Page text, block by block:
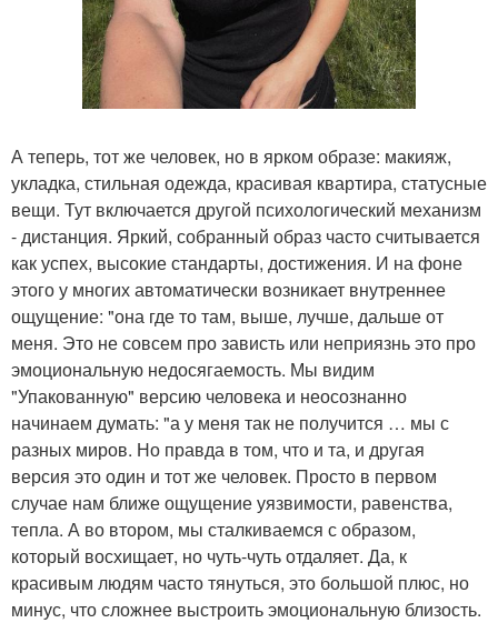
А теперь, тот же человек, но в ярком образе: макияж,
укладка, стильная одежда, красивая квартира, статусные
вещи. Тут включается другой психологический механизм
- дистанция. Яркий, собранный образ часто считывается
как успех, высокие стандарты, достижения. И на фоне
этого у многих автоматически возникает внутреннее
ощущение: "она где то там, выше, лучше, дальше от
меня. Это не совсем про зависть или неприязнь это про
эмоциональную недосягаемость. Мы видим
"Упакованную" версию человека и неосознанно
начинаем думать: "а у меня так не получится … мы с
разных миров. Но правда в том, что и та, и другая
версия это один и тот же человек. Просто в первом
случае нам ближе ощущение уязвимости, равенства,
тепла. А во втором, мы сталкиваемся с образом,
который восхищает, но чуть-чуть отдаляет. Да, к
красивым людям часто тянуться, это большой плюс, но
минус, что сложнее выстроить эмоциональную близость.